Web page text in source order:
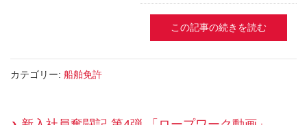
この記事の続きを読む
カテゴリー: 船舶免許